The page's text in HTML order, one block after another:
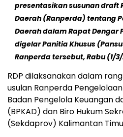
presentasikan susunan draft
Daerah (Ranperda) tentang
Daerah dalam Rapat Dengar
digelar Panitia Khusus
Ranperda tersebut, Rabu (1/
RDP dilaksanakan dalam
usulan Ranperda
Badan Pengelola Keuangan
(BPKAD) dan Biro Hukum
(Sekdaprov) Kalimantan